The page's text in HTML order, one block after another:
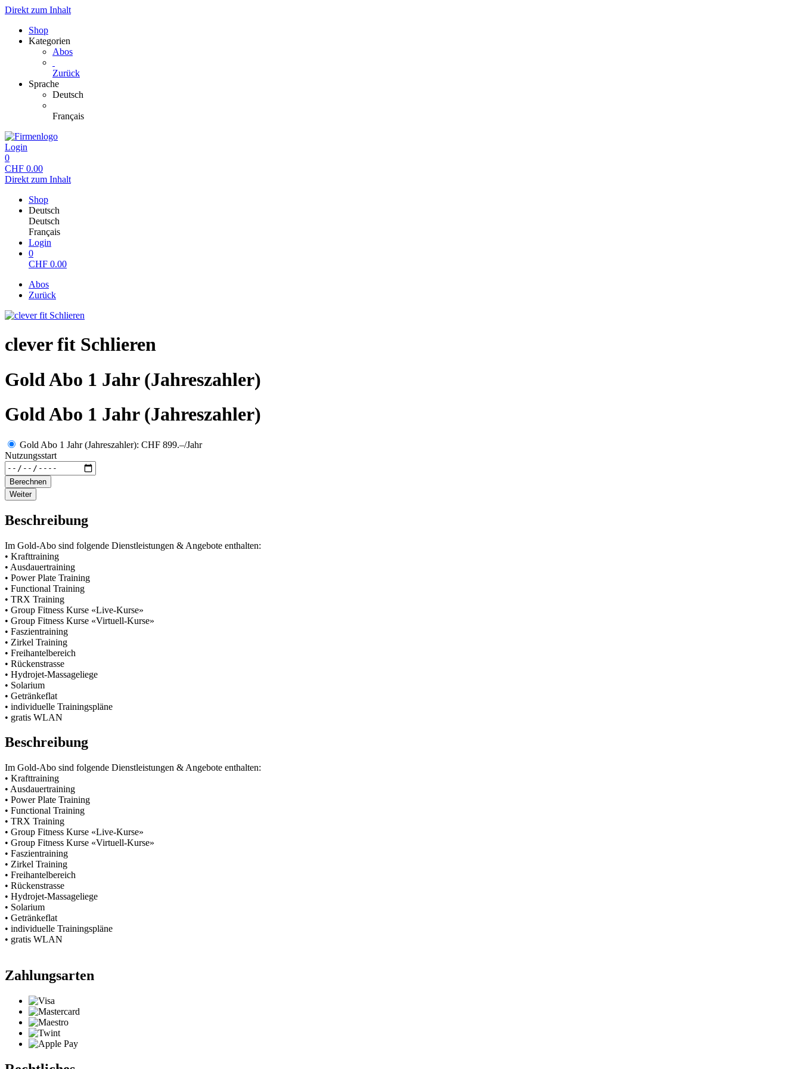
Direkt zum Inhalt
Shop
Kategorien
Abos
Zurück
Sprache
Deutsch
Français
Login
0
CHF 0.00
Direkt zum Inhalt
Shop
Deutsch
Deutsch
Français
Login
0
CHF 0.00
Abos
Zurück
clever fit Schlieren
Gold Abo 1 Jahr (Jahreszahler)
Gold Abo 1 Jahr (Jahreszahler)
Gold Abo 1 Jahr (Jahreszahler): CHF 899.–/Jahr
Nutzungsstart
Berechnen
Weiter
Beschreibung
Im Gold-Abo sind folgende Dienstleistungen & Angebote enthalten:
• Krafttraining
• Ausdauertraining
• Power Plate Training
• Functional Training
• TRX Training
• Group Fitness Kurse «Live-Kurse»
• Group Fitness Kurse «Virtuell-Kurse»
• Faszientraining
• Zirkel Training
• Freihantelbereich
• Rückenstrasse
• Hydrojet-Massageliege
• Solarium
• Getränkeflat
• individuelle Trainingspläne
• gratis WLAN
Beschreibung
Im Gold-Abo sind folgende Dienstleistungen & Angebote enthalten:
• Krafttraining
• Ausdauertraining
• Power Plate Training
• Functional Training
• TRX Training
• Group Fitness Kurse «Live-Kurse»
• Group Fitness Kurse «Virtuell-Kurse»
• Faszientraining
• Zirkel Training
• Freihantelbereich
• Rückenstrasse
• Hydrojet-Massageliege
• Solarium
• Getränkeflat
• individuelle Trainingspläne
• gratis WLAN
Zahlungsarten